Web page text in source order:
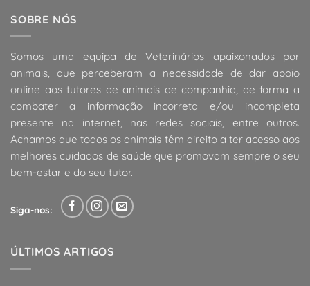
SOBRE NÓS
Somos uma equipa de Veterinários apaixonados por
animais, que perceberam a necessidade de dar apoio
online aos tutores de animais de companhia, de forma a
combater a informação incorreta e/ou incompleta
presente na internet, nas redes sociais, entre outros.
Achamos que todos os animais têm direito a ter acesso aos
melhores cuidados de saúde que promovam sempre o seu
bem-estar e do seu tutor.
Siga-nos:
ÚLTIMOS ARTIGOS